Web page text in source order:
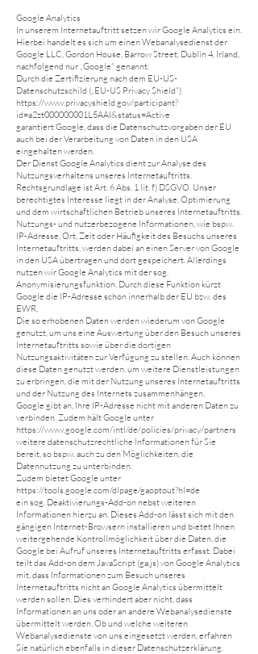
Google Analytics
In unserem Internetauftritt setzen wir Google Analytics ein.
Hierbei handelt es sich um einen Webanalysedienst der
Google LLC, Gordon House, Barrow Street, Dublin 4, Irland,
nachfolgend nur „Google“ genannt.
Durch die Zertifizierung nach dem EU-US-
Datenschutzschild („EU-US Privacy Shield“)
https://www.privacyshield.gov/participant?
id=a2zt000000001L5AAI&status=Active
garantiert Google, dass die Datenschutzvorgaben der EU
auch bei der Verarbeitung von Daten in den USA
eingehalten werden.
Der Dienst Google Analytics dient zur Analyse des
Nutzungsverhaltens unseres Internetauftritts.
Rechtsgrundlage ist Art. 6 Abs. 1 lit. f) DSGVO. Unser
berechtigtes Interesse liegt in der Analyse, Optimierung
und dem wirtschaftlichen Betrieb unseres Internetauftritts.
Nutzungs- und nutzerbezogene Informationen, wie bspw.
IP-Adresse, Ort, Zeit oder Häufigkeit des Besuchs unseres
Internetauftritts, werden dabei an einen Server von Google
in den USA übertragen und dort gespeichert. Allerdings
nutzen wir Google Analytics mit der sog.
Anonymisierungsfunktion. Durch diese Funktion kürzt
Google die IP-Adresse schon innerhalb der EU bzw. des
EWR.
Die so erhobenen Daten werden wiederum von Google
genutzt, um uns eine Auswertung über den Besuch unseres
Internetauftritts sowie über die dortigen
Nutzungsaktivitäten zur Verfügung zu stellen. Auch können
diese Daten genutzt werden, um weitere Dienstleistungen
zu erbringen, die mit der Nutzung unseres Internetauftritts
und der Nutzung des Internets zusammenhängen.
Google gibt an, Ihre IP-Adresse nicht mit anderen Daten zu
verbinden. Zudem hält Google unter
https://www.google.com/intl/de/policies/privacy/partners
weitere datenschutzrechtliche Informationen für Sie
bereit, so bspw. auch zu den Möglichkeiten, die
Datennutzung zu unterbinden.
Zudem bietet Google unter
https://tools.google.com/dlpage/gaoptout?hl=de
ein sog. Deaktivierungs-Add-on nebst weiteren
Informationen hierzu an. Dieses Add-on lässt sich mit den
gängigen Internet-Browsern installieren und bietet Ihnen
weitergehende Kontrollmöglichkeit über die Daten, die
Google bei Aufruf unseres Internetauftritts erfasst. Dabei
teilt das Add-on dem JavaScript (ga.js) von Google Analytics
mit, dass Informationen zum Besuch unseres
Internetauftritts nicht an Google Analytics übermittelt
werden sollen. Dies verhindert aber nicht, dass
Informationen an uns oder an andere Webanalysedienste
übermittelt werden. Ob und welche weiteren
Webanalysedienste von uns eingesetzt werden, erfahren
Sie natürlich ebenfalls in dieser Datenschutzerklärung.